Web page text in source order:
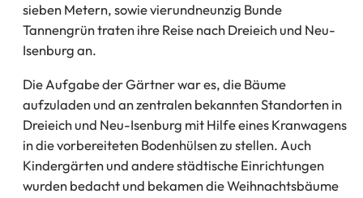
sieben Metern, sowie vierundneunzig Bunde
Tannengrün traten ihre Reise nach Dreieich und Neu-
Isenburg an.
Die Aufgabe der Gärtner war es, die Bäume
aufzuladen und an zentralen bekannten Standorten in
Dreieich und Neu-Isenburg mit Hilfe eines Kranwagens
in die vorbereiteten Bodenhülsen zu stellen. Auch
Kindergärten und andere städtische Einrichtungen
wurden bedacht und bekamen die Weihnachtsbäume